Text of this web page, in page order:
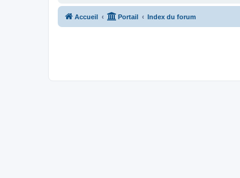
Accueil Portail Index du forum